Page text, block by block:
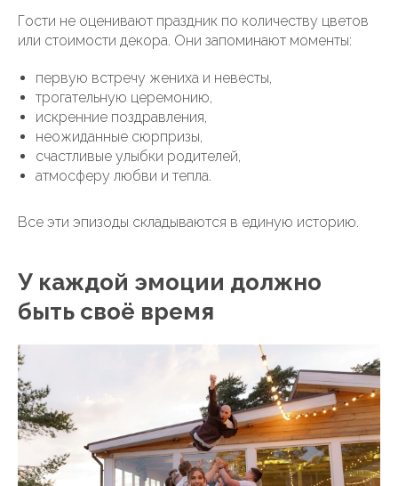
Гости не оценивают праздник по количеству цветов
или стоимости декора. Они запоминают моменты:
первую встречу жениха и невесты,
трогательную церемонию,
искренние поздравления,
неожиданные сюрпризы,
счастливые улыбки родителей,
атмосферу любви и тепла.
Все эти эпизоды складываются в единую историю.
У каждой эмоции должно
быть своё время